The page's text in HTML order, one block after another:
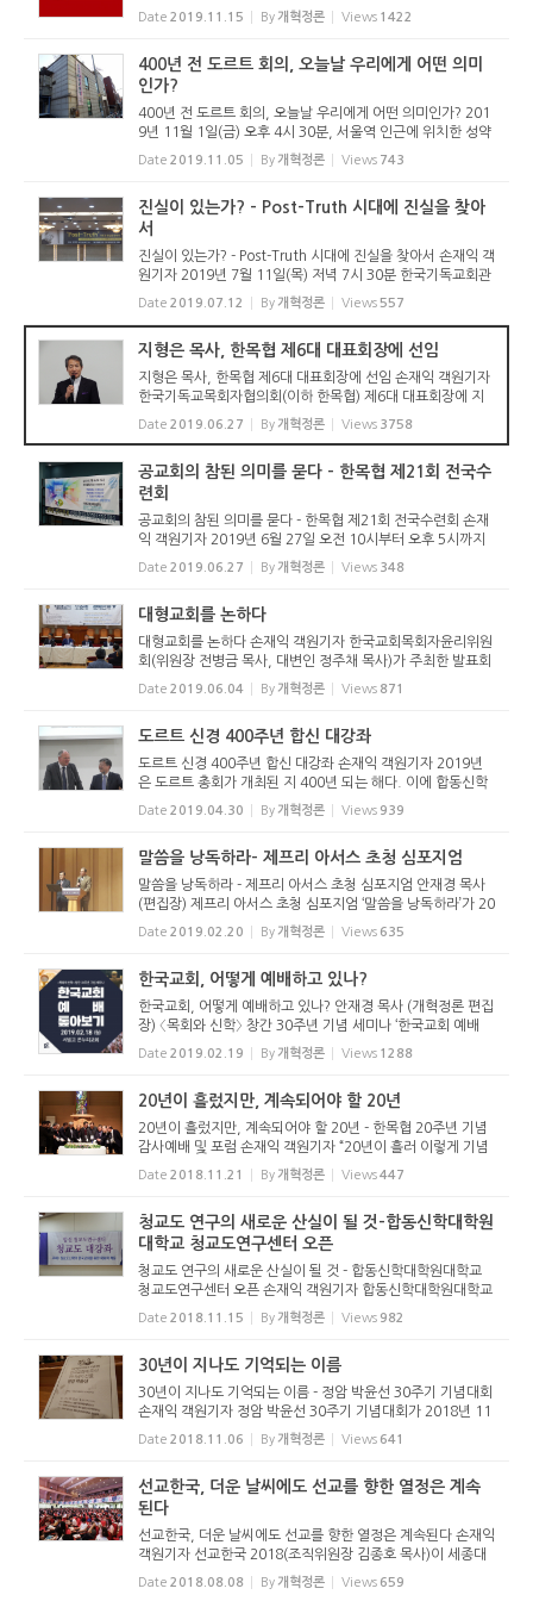
계속되고 있다. 기독출판은 더 심하다. 책의 종교인 기독교임
에도 기독교인들이 신앙서적을 잘 찾지 않는다. 이런 현실 속
Date 2019.11.15 By 개혁정론 Views 1422
400년 전 도르트 회의, 오늘날 우리에게 어떤 의미
인가?
400년 전 도르트 회의, 오늘날 우리에게 어떤 의미인가? 201
9년 11월 1일(금) 오후 4시 30분, 서울역 인근에 위치한 성약
교회당(독립개신교회, 김명순 목사 시무)에서 도르트 회의를
기념한 특강이 있었다. 개혁정론(위원장 성희찬 목사)과 독립
Date 2019.11.05 By 개혁정론 Views 743
진실이 있는가? - Post-Truth 시대에 진실을 찾아
서
진실이 있는가? - Post-Truth 시대에 진실을 찾아서 손재익 객
원기자 2019년 7월 11일(목) 저녁 7시 30분 한국기독교회관
2층 조에홀에서는 진실과 거짓을 묻는 강의가 있었다. 기독교
윤리실천운동(공동대표 정병오, 배종석, 정현구)이 발행하는
좋은나무 발...
Date 2019.07.12 By 개혁정론 Views 557
지형은 목사, 한목협 제6대 대표회장에 선임
지형은 목사, 한목협 제6대 대표회장에 선임 손재익 객원기자
한국기독교목회자협의회(이하 한목협) 제6대 대표회장에 지
형은 목사(기성, 성락성결교회)가 선임됐다. 한목협은 2019
년 6월 27일 새문안교회당에서 전국수련회를 가진 뒤 제12차
Date 2019.06.27 By 개혁정론 Views 3758
공교회의 참된 의미를 묻다 - 한목협 제21회 전국수
련회
공교회의 참된 의미를 묻다 - 한목협 제21회 전국수련회 손재
익 객원기자 2019년 6월 27일 오전 10시부터 오후 5시까지
새문안교회당(서울시 종로구 사직동 소재, 이상학 목사 시무)
에서는 2019년 제21회 한국기독교목회자협의회(이하 한목
Date 2019.06.27 By 개혁정론 Views 348
대형교회를 논하다
대형교회를 논하다 손재익 객원기자 한국교회목회자윤리위원
회(위원장 전병금 목사, 대변인 정주채 목사)가 주최한 발표회
가 “대형교회 무엇이 문제인가?”라는 주제로 열렸다. 2019년
6월 4일(화) 오후 2시 한국기독교회관(서울시 종로구 소재)
Date 2019.06.04 By 개혁정론 Views 871
도르트 신경 400주년 합신 대강좌
도르트 신경 400주년 합신 대강좌 손재익 객원기자 2019년
은 도르트 총회가 개최된 지 400년 되는 해다. 이에 합동신학
대학원대학교(총장 정창균 교수, 이하 합신)는 도르트 신경 40
0주년 합신 대강좌를 개최했다. 이 행사는 2019년 4월 30일
Date 2019.04.30 By 개혁정론 Views 939
말씀을 낭독하라- 제프리 아서스 초청 심포지엄
말씀을 낭독하라 - 제프리 아서스 초청 심포지엄 안재경 목사
(편집장) 제프리 아서스 초청 심포지엄 ‘말씀을 낭독하라’가 20
19년 2월 19일(화) 오후 6시 30분에 연세대학교 100주년 기
념관 콘서트홀에서 열렸다. 초청받은 400이상의 청중이 콘
Date 2019.02.20 By 개혁정론 Views 635
한국교회, 어떻게 예배하고 있나?
한국교회, 어떻게 예배하고 있나? 안재경 목사 (개혁정론 편집
장) 〈목회와 신학〉 창간 30주년 기념 세미나 ‘한국교회 예배
톺아보기’가 2019년 2월 18일 서빙고 온누리교회 두란노홀에
서 열렸다. 〈목회와 신학〉 편집장 스티브 차 목사는 30주...
Date 2019.02.19 By 개혁정론 Views 1288
20년이 흘렀지만, 계속되어야 할 20년
20년이 흘렀지만, 계속되어야 할 20년 - 한목협 20주년 기념
감사예배 및 포럼 손재익 객원기자 “20년이 흘러 이렇게 기념
하지만 정말 우리가 해야 할 일은 회개와 기도입니다.” 한목협
20주년 감사예배 설교를 맡은 전병금 목사(기장, 한목협 명...
Date 2018.11.21 By 개혁정론 Views447
청교도 연구의 새로운 산실이 될 것-합동신학대학원
대학교 청교도연구센터 오픈
청교도 연구의 새로운 산실이 될 것 - 합동신학대학원대학교
청교도연구센터 오픈 손재익 객원기자 합동신학대학원대학교
(이하 합신대학원)가 합신 청교도연구센터(센터장 안상혁 교
수)를 오픈했다. 합신대학원은 무너진 한국교회의 도덕성 회
Date 2018.11.15 By 개혁정론 Views 982
30년이 지나도 기억되는 이름
30년이 지나도 기억되는 이름 - 정암 박윤선 30주기 기념대회
손재익 객원기자 정암 박윤선 30주기 기념대회가 2018년 11
월 5일(월) 은평교회당(서울시 강동구 길동)에서 열렸다. “한
국교회에 주신 하나님의 선물, 정암 박윤선”이라는 주제로
Date 2018.11.06 By 개혁정론 Views 641
선교한국, 더운 날씨에도 선교를 향한 열정은 계속
된다
선교한국, 더운 날씨에도 선교를 향한 열정은 계속된다 손재익
객원기자 선교한국 2018(조직위원장 김종호 목사)이 세종대
학교(서울시 광진구 소재)에서 2018년 8월 6일(월)부터 10일
(금)까지 열리고 있다. 선교한국은 학생선교단체, 해외파송단
Date 2018.08.08 By 개혁정론 Views 659